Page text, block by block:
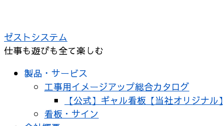
テ
ン
ゼストシステム
仕事も遊びも全て楽しむ
製品・サービス
工事用イメージアップ総合カタログ
【公式】ギャル看板【当社オリジナル】
看板・サイン